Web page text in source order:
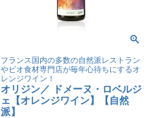
フランス国内の多数の自然派レストラン
やビオ食材専門店が毎年心待ちにするオ
レンジワイン！
オリジン／ ドメーヌ・ロベルジ
ェ【オレンジワイン】【自然
派】